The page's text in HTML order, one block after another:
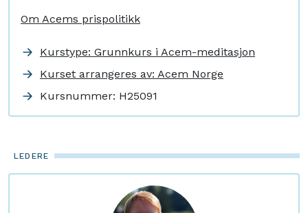
Om Acems prispolitikk
Kurstype: Grunnkurs i Acem-meditasjon
Kurset arrangeres av: Acem Norge
Kursnummer: H25091
LEDERE